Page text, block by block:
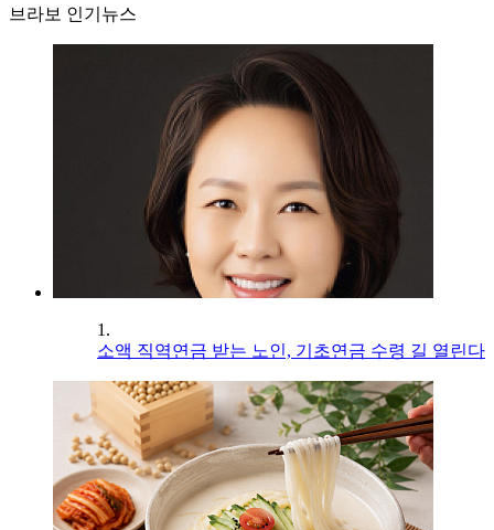
브라보 인기뉴스
1.
소액 직역연금 받는 노인, 기초연금 수령 길 열린다